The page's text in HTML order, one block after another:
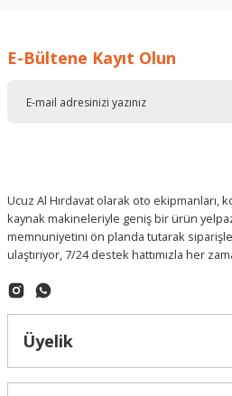
Deneyimini Paylaş
E-Bültene Kayıt Olun
Ucuz Al Hırdavat olarak oto ekipmanları,
kaynak makineleriyle geniş bir ürün
memnuniyetini ön planda tutarak
ulaştırıyor, 7/24 destek hattımızla her
Üyelik